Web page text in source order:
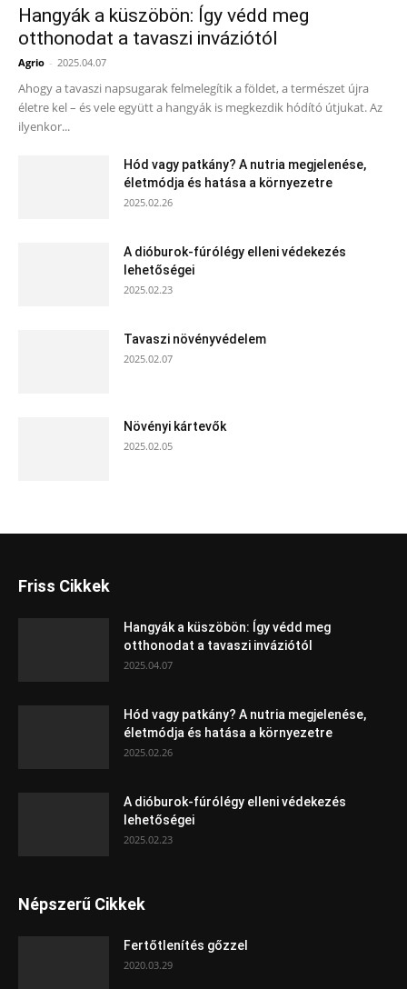
Hangyák a küszöbön: Így védd meg
otthonodat a tavaszi inváziótól
Agrio - 2025.04.07
Ahogy a tavaszi napsugarak felmelegítik a földet, a természet újra
életre kel – és vele együtt a hangyák is megkezdik hódító útjukat. Az
ilyenkor...
Hód vagy patkány? A nutria megjelenése,
életmódja és hatása a környezetre
2025.02.26
A dióburok-fúrólégy elleni védekezés
lehetőségei
2025.02.23
Tavaszi növényvédelem
2025.02.07
Növényi kártevők
2025.02.05
Friss Cikkek
Hangyák a küszöbön: Így védd meg
otthonodat a tavaszi inváziótól
2025.04.07
Hód vagy patkány? A nutria megjelenése,
életmódja és hatása a környezetre
2025.02.26
A dióburok-fúrólégy elleni védekezés
lehetőségei
2025.02.23
Népszerű Cikkek
Fertőtlenítés gőzzel
2020.03.29